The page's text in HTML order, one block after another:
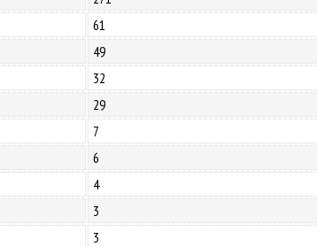
61
49
32
29
7
6
4
3
3